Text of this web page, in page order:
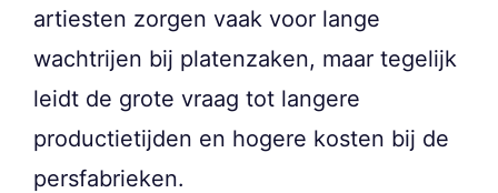
artiesten zorgen vaak voor lange
wachtrijen bij platenzaken, maar tegelijk
leidt de grote vraag tot langere
productietijden en hogere kosten bij de
persfabrieken.